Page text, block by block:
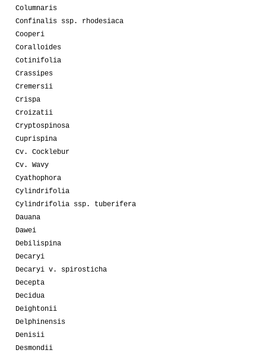
Columnaris
Confinalis ssp. rhodesiaca
Cooperi
Coralloides
Cotinifolia
Crassipes
Cremersii
Crispa
Croizatii
Cryptospinosa
Cuprispina
Cv. Cocklebur
Cv. Wavy
Cyathophora
Cylindrifolia
Cylindrifolia ssp. tuberifera
Dauana
Dawei
Debilispina
Decaryi
Decaryi v. spirosticha
Decepta
Decidua
Deightonii
Delphinensis
Denisii
Desmondii